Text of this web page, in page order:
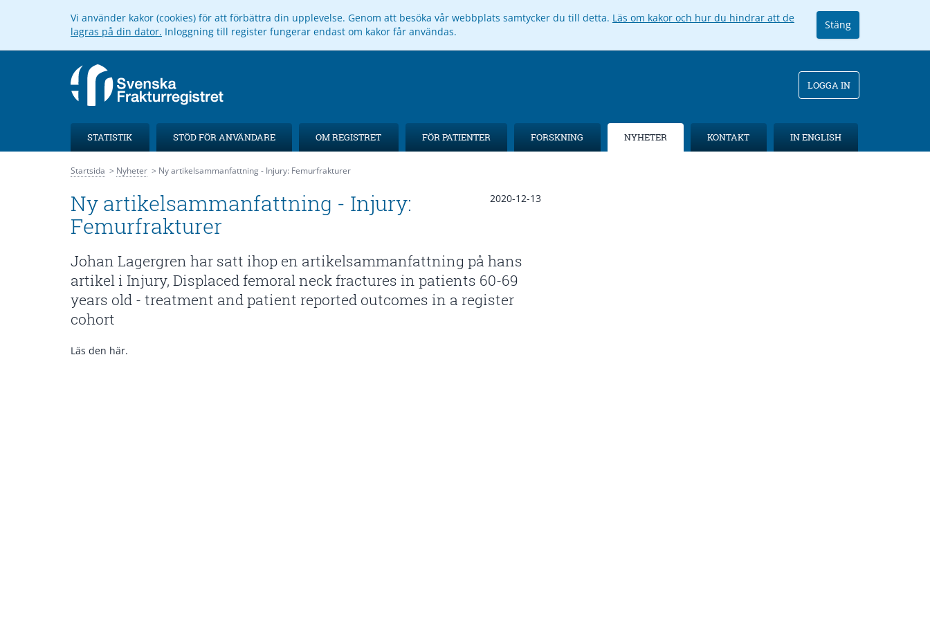
Vi använder kakor (cookies) för att förbättra din upplevelse. Genom att besöka vår webbplats samtycker du till detta. Läs om kakor och hur du hindrar att de
lagras på din dator. Inloggning till register fungerar endast om kakor får användas.
Stäng
LOGGA IN
STATISTIK STÖD FÖR ANVÄNDARE OM REGISTRET FÖR PATIENTER FORSKNING NYHETER KONTAKT IN ENGLISH
Startsida Nyheter Ny artikelsammanfattning - Injury: Femurfrakturer
Ny artikelsammanfattning - Injury:
Femurfrakturer
2020-12-13
Johan Lagergren har satt ihop en artikelsammanfattning på hans
artikel i Injury, Displaced femoral neck fractures in patients 60-69
years old - treatment and patient reported outcomes in a register
cohort
Läs den här.